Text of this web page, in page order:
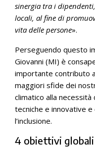
sinergia tra i
locali, al fine di
vita delle persone».
Perseguendo questo
Giovanni (MI) è
importante contributo
maggiori sfide dei
climatico alla
tecniche e innovative
l’inclusione.
4 obiettivi globali